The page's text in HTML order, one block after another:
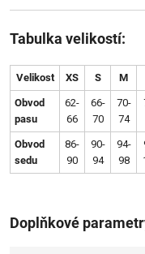
Tabulka velikostí:
Velikost XS S M
Obvod
pasu
62-
66
66-
70
70-
74
Obvod
sedu
86-
90
90-
94
94-
98
Doplňkové